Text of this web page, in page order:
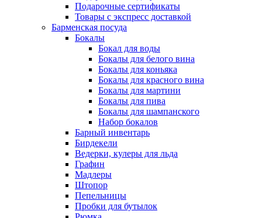
Подарочные сертификаты
Товары с экспресс доставкой
Барменская посуда
Бокалы
Бокал для воды
Бокалы для белого вина
Бокалы для коньяка
Бокалы для красного вина
Бокалы для мартини
Бокалы для пива
Бокалы для шампанского
Набор бокалов
Барный инвентарь
Бирдекели
Ведерки, кулеры для льда
Графин
Мадлеры
Штопор
Пепельницы
Пробки для бутылок